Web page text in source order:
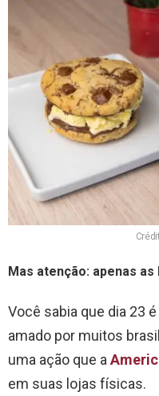
Mas atenção: apenas
Você sabia que dia 23
amado por muitos
uma ação que a
em suas lojas físicas.